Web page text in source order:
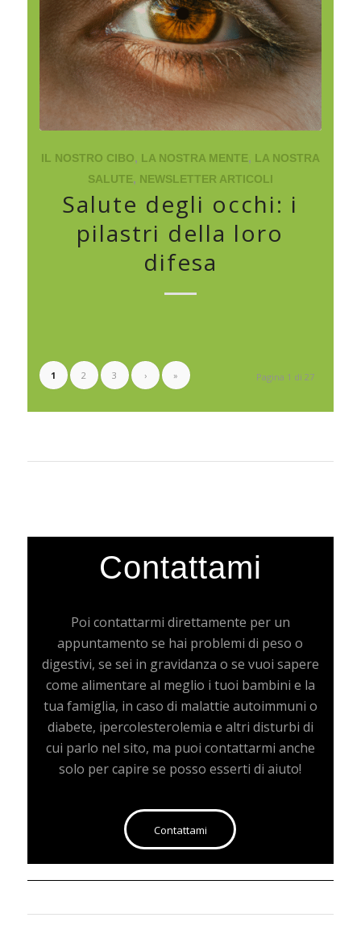
IL NOSTRO CIBO, LA NOSTRA MENTE, LA NOSTRA
SALUTE, NEWSLETTER ARTICOLI
Salute degli occhi: i
pilastri della loro
difesa
Pagina 1 di 27
1 2 3 › »
Contattami
Poi contattarmi direttamente per un
appuntamento se hai problemi di peso o
digestivi, se sei in gravidanza o se vuoi sapere
come alimentare al meglio i tuoi bambini e la
tua famiglia, in caso di malattie autoimmuni o
diabete, ipercolesterolemia e altri disturbi di
cui parlo nel sito, ma puoi contattarmi anche
solo per capire se posso esserti di aiuto!
Contattami